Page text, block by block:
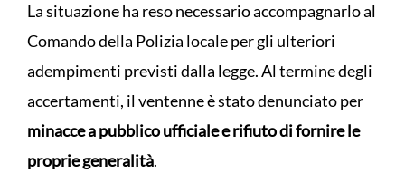
La situazione ha reso necessario accompagnarlo al
Comando della Polizia locale per gli ulteriori
adempimenti previsti dalla legge. Al termine degli
accertamenti, il ventenne è stato denunciato per
minacce a pubblico ufficiale e rifiuto di fornire le
proprie generalità.